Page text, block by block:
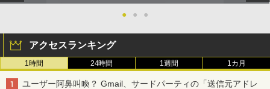
● ● ●
アクセスランキング
1時間 24時間 1週間 1カ月
ユーザー阿鼻叫喚？ Gmail、サードパーティの「送信元アドレ